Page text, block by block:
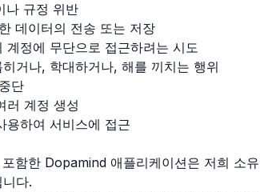
나 규정 위반
데이터의 전송 또는 저장
계정에 무단으로 접근하려는 시도
거나, 학대하거나, 해를 끼치는 행위
단
러 계정 생성
용하여 서비스에 접근
함한 Dopamind 애플리케이션은 저희 소
다.